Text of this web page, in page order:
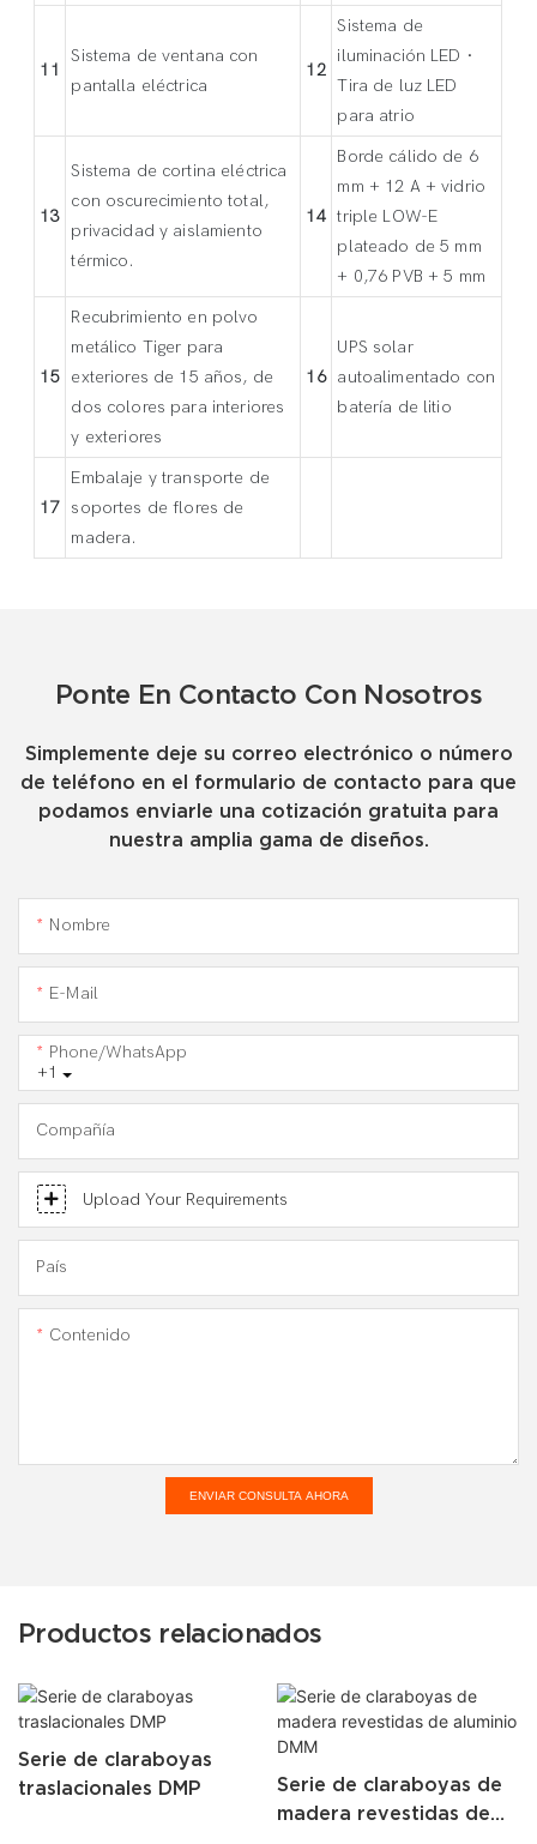
11
Sistema de ventana con
pantalla eléctrica
12
Sistema de
iluminación LED ·
Tira de luz LED
para atrio
13
Sistema de cortina eléctrica
con oscurecimiento total,
privacidad y aislamiento
térmico.
14
Borde cálido de 6
mm + 12 A + vidrio
triple LOW-E
plateado de 5 mm
+ 0,76 PVB + 5 mm
15
Recubrimiento en polvo
metálico Tiger para
exteriores de 15 años, de
dos colores para interiores
y exteriores
16
UPS solar
autoalimentado con
batería de litio
17
Embalaje y transporte de
soportes de flores de
madera.
Ponte En Contacto Con Nosotros
Simplemente deje su correo electrónico o número
de teléfono en el formulario de contacto para que
podamos enviarle una cotización gratuita para
nuestra amplia gama de diseños.
Nombre
E-Mail
+1
Phone/WhatsApp
Compañía
Upload Your Requirements
País
Contenido
ENVIAR CONSULTA AHORA
Productos relacionados
Serie de claraboyas
traslacionales DMP
Serie de claraboyas de
madera revestidas de